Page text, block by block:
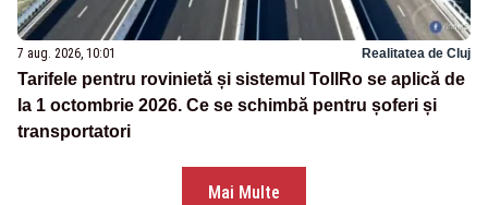
7 aug. 2026, 10:01 Realitatea de Cluj
Tarifele pentru rovinietă și sistemul TollRo se aplică de
la 1 octombrie 2026. Ce se schimbă pentru șoferi și
transportatori
Mai Multe